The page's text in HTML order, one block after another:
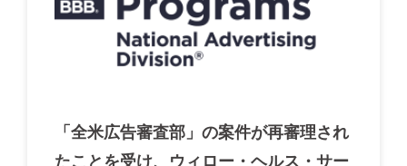
「全米広告審査部」の案件が再審理され
たことを受け、ウィロー・ヘルス・サー